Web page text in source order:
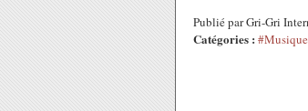
Publié par Gri-Gri
Catégories : #Musique